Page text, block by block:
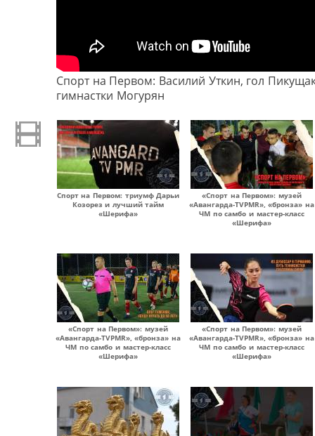
Спорт на Первом: Василий Уткин, гол
гимнастки Могурян
Спорт на Первом: триумф Дарьи
Козорез и лучший тайм
«Шерифа»
«Спорт на Первом»: музей
«Авангарда-TVPMR», «бронза» на
ЧМ по самбо и мастер-класс
«Шерифа»
«Спорт на Первом»: музей
«Авангарда-TVPMR», «бронза» на
ЧМ по самбо и мастер-класс
«Шерифа»
«Спорт на Первом»: музей
«Авангарда-TVPMR», «бронза» на
ЧМ по самбо и мастер-класс
«Шерифа»